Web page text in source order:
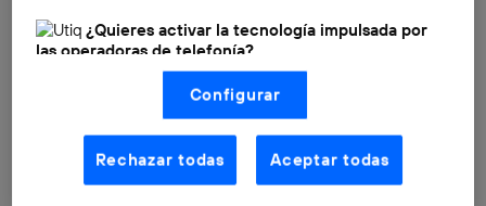
¿Quieres activar la tecnología impulsada por
las operadoras de telefonía?
Nosotros, Telefónica S.A., utilizamos la tecnología Utiq para
realizar nuestras acciones de marketing digital o análisis
(como se describe en este aviso de consentimiento)
basadas en tu navegación en nuestra(s) web(s)
aquí (solo cuando utilizas una conexión a
internet habilitada , proporcionada por una de las
operadoras de telefonía participantes, y otorgas tu
Configurar
Rechazar todas Aceptar todas